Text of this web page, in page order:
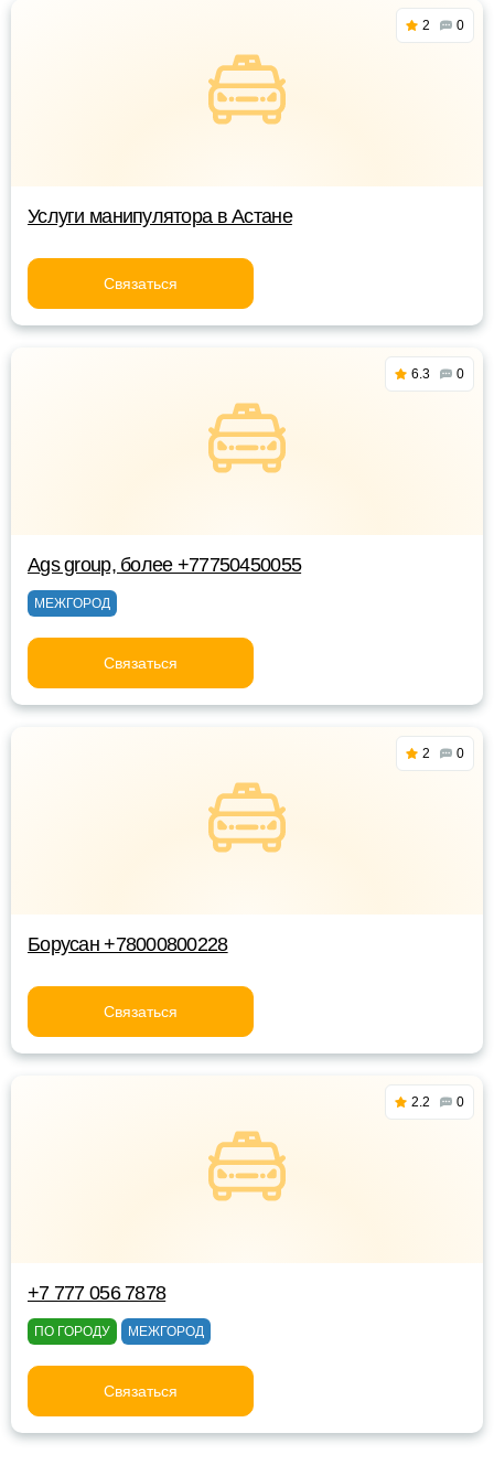
2 0
Услуги манипулятора в Астане
Связаться
6.3 0
Ags group, более +77750450055
МЕЖГОРОД
Связаться
2 0
Борусан +78000800228
Связаться
2.2 0
+7 777 056 7878
ПО ГОРОДУ МЕЖГОРОД
Связаться